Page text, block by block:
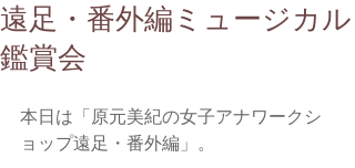
遠足・番外編ミュージカル
鑑賞会
本日は「原元美紀の女子アナワークシ
ョップ遠足・番外編」。